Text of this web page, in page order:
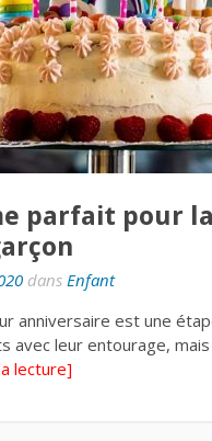
parfait pour
dans Enfant
anniversaire est une
avec leur entourage,
lecture]